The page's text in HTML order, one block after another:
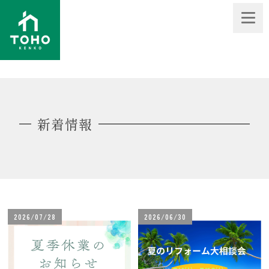
新着情報
2026/07/28 2026/06/30